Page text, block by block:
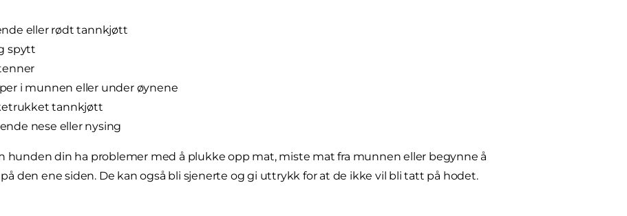
eller rødt tannkjøtt
spytt
i munnen eller under øynene
tannkjøtt
nese eller nysing
hunden din ha problemer med å plukke opp mat, miste mat fra munnen eller begynne å
den ene siden. De kan også bli sjenerte og gi uttrykk for at de ikke vil bli tatt på hodet.